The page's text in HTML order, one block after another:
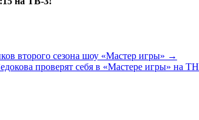
второго сезона шоу «Мастер игры» →
проверят себя в «Мастере игры» на